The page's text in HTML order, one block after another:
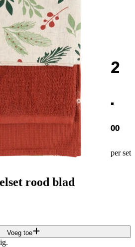
2
.
00
per set
rood blad
Voeg toe